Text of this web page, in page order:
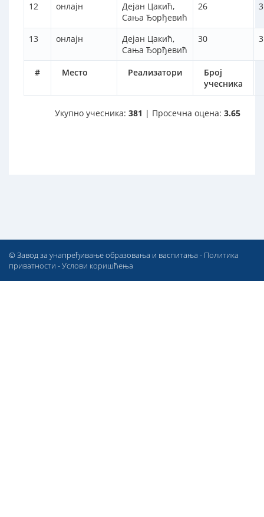
# Место Реализатори
Број
учесника
12 онлајн
Дејан Цакић,
Сања Ђорђевић
26
13 онлајн
Дејан Цакић,
Сања Ђорђевић
30
Укупно учесника: 381 | Просечна оцена: 3.65
© Завод за унапређивање образовања и васпитања - Политика
приватности -Услови коришћења